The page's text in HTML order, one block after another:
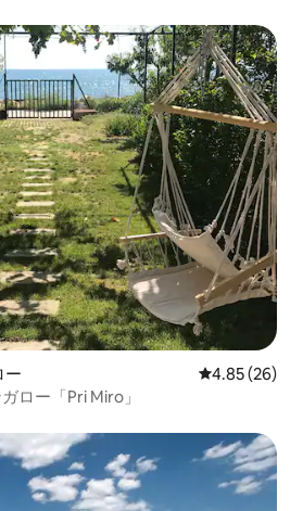
ー レビュー26
4.85 (26)
ロー「Pri Miro」